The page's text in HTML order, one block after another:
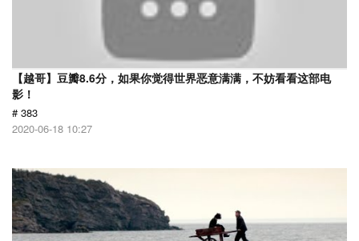
【越哥】豆瓣8.6分，如果你觉得世界恶意满满，不妨看看这部电
影！
# 383
2020-06-18 10:27